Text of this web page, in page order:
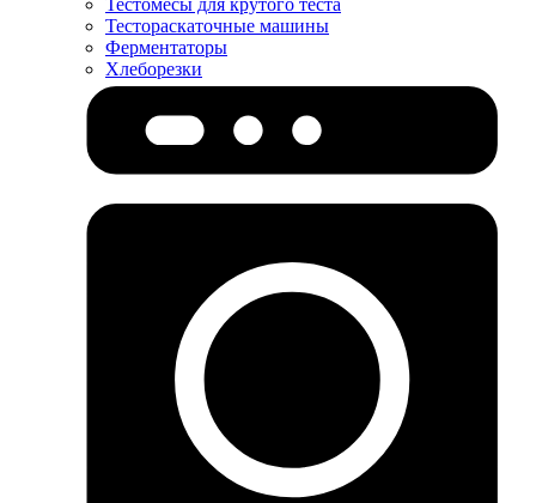
Тестомесы для крутого теста
Тестораскаточные машины
Ферментаторы
Хлеборезки